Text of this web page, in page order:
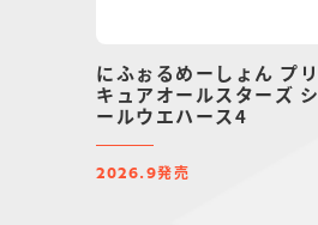
にふぉるめーしょん プリ
キュアオールスターズ シ
ールウエハース4
2026.9発売